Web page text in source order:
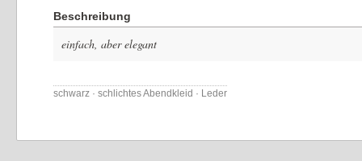
Beschreibung
einfach, aber elegant
schwarz · schlichtes Abendkleid · Leder